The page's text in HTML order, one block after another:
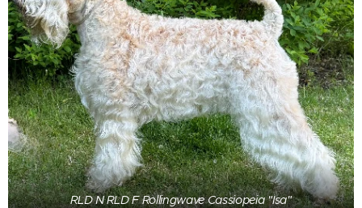
RLD N RLD F Rollingwave Cassiopeia "Isa"